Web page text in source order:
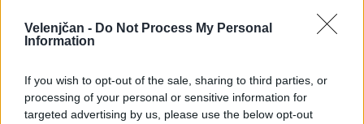
Velenjčan - Do Not Process My Personal
Information
If you wish to opt-out of the sale, sharing to third parties, or
processing of your personal or sensitive information for
targeted advertising by us, please use the below opt-out
AVG Poletni bolšji sejem
8
Spider-Man: Nov dan
18:00